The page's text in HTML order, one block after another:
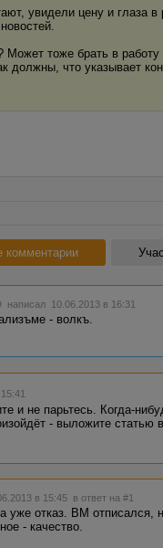
увидели цену и глаза
тоже брать в
должны, что указывает
комментарии
написал 10.06.2013 в 16:31
- волкъ.
и не парьтесь. Когда-
- выложите статью
в 15:45 в ответ на #1
уже отказ. ВМ отписался,
- качество.